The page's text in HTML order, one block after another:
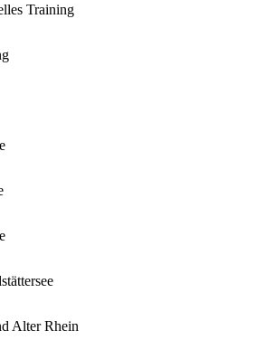
Training
Alter Rhein